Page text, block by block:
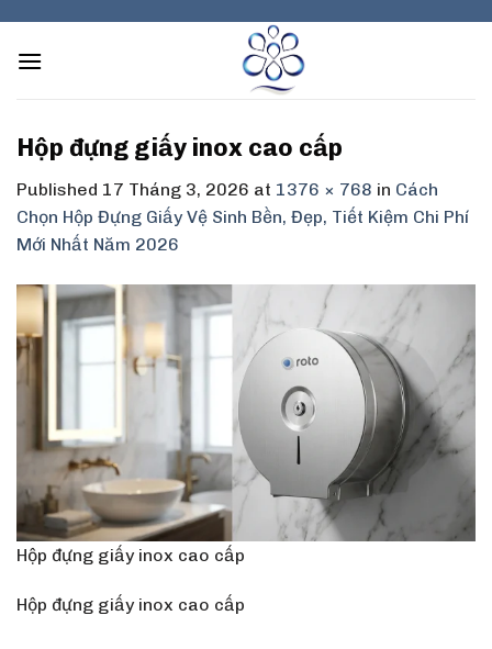
content
Hộp đựng giấy inox cao cấp
Published 17 Tháng 3, 2026 at 1376 × 768 in Cách
Chọn Hộp Đựng Giấy Vệ Sinh Bền, Đẹp, Tiết Kiệm Chi Phí
Mới Nhất Năm 2026
Hộp đựng giấy inox cao cấp
Hộp đựng giấy inox cao cấp